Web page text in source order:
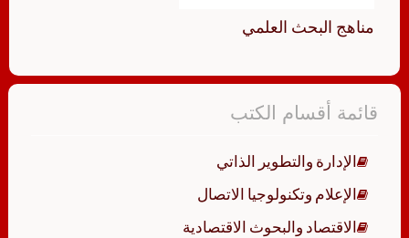
مناهج البحث العلمي
قائمة أقسام الكتب
الإدارة والتطوير الذاتي
الإعلام وتكنولوجيا الاتصال
الاقتصاد والبحوث الاقتصادية